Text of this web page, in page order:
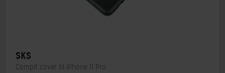
SKS
Compit cover til iPhone 11 Pro